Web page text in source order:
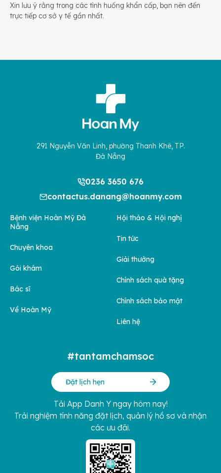
Xin lưu ý rằng trong các tình huống khẩn cấp, bạn nên đến
trực tiếp cơ sở y tế gần nhất.
291 Nguyễn Văn Linh, phường Thanh Khê, TP.
Đà Nẵng
0236 3650 676
contactus.danang@hoanmy.com
Bệnh viện Hoàn Mỹ Đà
Nẵng
Chuyên khoa
Gói khám
Bác sĩ
Về Hoàn Mỹ
Hội thảo & Hội nghị
Tin tức
Giải thưởng
Chính sách quà tặng
Chính sách bảo mật
Liên hệ
#tantamchamsoc
Đặt lịch hẹn
Tải App Danh Y ngay hôm nay!
Trải nghiệm tính năng đặt lịch, quản lý hồ sơ và nhận
các ưu đãi.